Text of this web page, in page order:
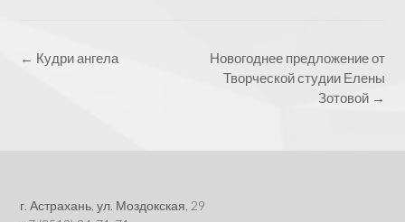
Post
Новогоднее предложение от
Творческой студии Елены
Зотовой →
← Кудри ангела
г. Астрахань, ул. Моздокская, 29